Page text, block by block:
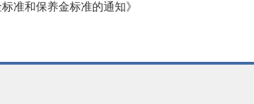
准和保养金标准的通知》